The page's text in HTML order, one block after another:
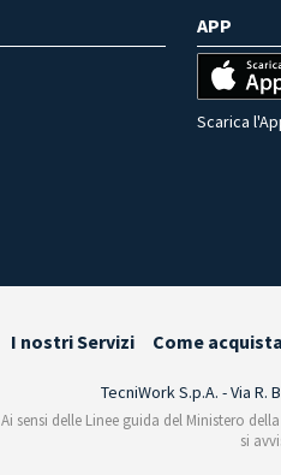
APP
Scarica
I nostri Servizi Come
TecniWork S.p.A. - Via R.
Ai sensi delle Linee guida del Ministero
si